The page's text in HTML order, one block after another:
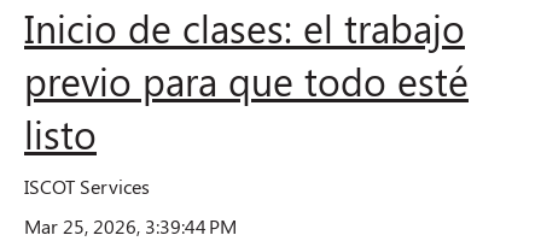
Inicio de clases: el trabajo
previo para que todo esté
listo
ISCOT Services
Mar 25, 2026, 3:39:44 PM